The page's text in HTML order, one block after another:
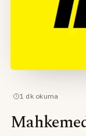
· 1 dk okuma